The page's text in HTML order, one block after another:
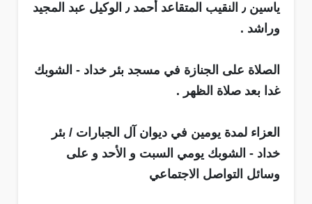
ياسين ٫ النقيب المتقاعد أحمد ٫ الوكيل عبد المجيد
وراشد .
الصلاة على الجنازة في مسجد بئر خداد - الشوبك
غدا بعد صلاة الظهر .
العزاء لمدة يومين في ديوان آل الجبارات / بئر
خداد - الشوبك يومي السبت و الأحد و على
وسائل التواصل الاجتماعي